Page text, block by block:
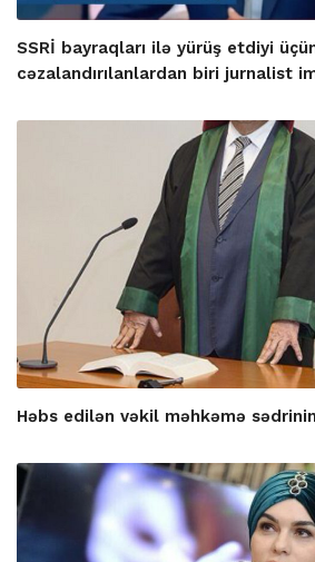
SSRİ bayraqları ilə yürüş etdiyi
cəzalandırılanlardan biri jurnalist
Həbs edilən vəkil məhkəmə sədrinin